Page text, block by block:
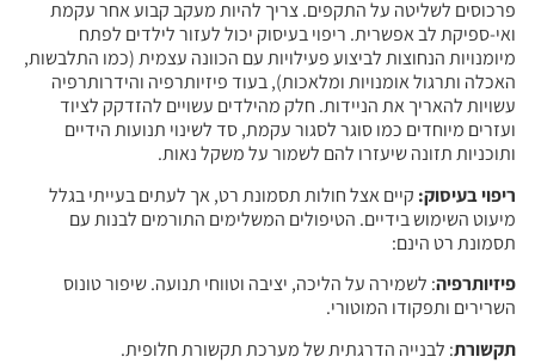
פרכוסים לשליטה על התקפים. צריך להיות מעקב קבוע אחר עקמת
ואי-ספיקת לב אפשרית. ריפוי בעיסוק יכול לעזור לילדים לפתח
מיומנויות הנחוצות לביצוע פעילויות עם הכוונה עצמית (כמו התלבשות,
האכלה ותרגול אומנויות ומלאכות), בעוד פיזיותרפיה והידרותרפיה
עשויות להאריך את הניידות. חלק מהילדים עשויים להזדקק לציוד
ועזרים מיוחדים כמו סוגר לסגור עקמת, סד לשינוי תנועות הידיים
ותוכניות תזונה שיעזרו להם לשמור על משקל נאות.
ריפוי בעיסוק: קיים אצל חולות תסמונת רט, אך לעתים בעייתי בגלל
מיעוט השימוש בידיים. הטיפולים המשלימים התורמים לבנות עם
תסמונת רט הינם:
פיזיותרפיה: לשמירה על הליכה, יציבה וטווחי תנועה. שיפור טונוס
השרירים ותפקודו המוטורי.
תקשורת: לבנייה הדרגתית של מערכת תקשורת חלופית.